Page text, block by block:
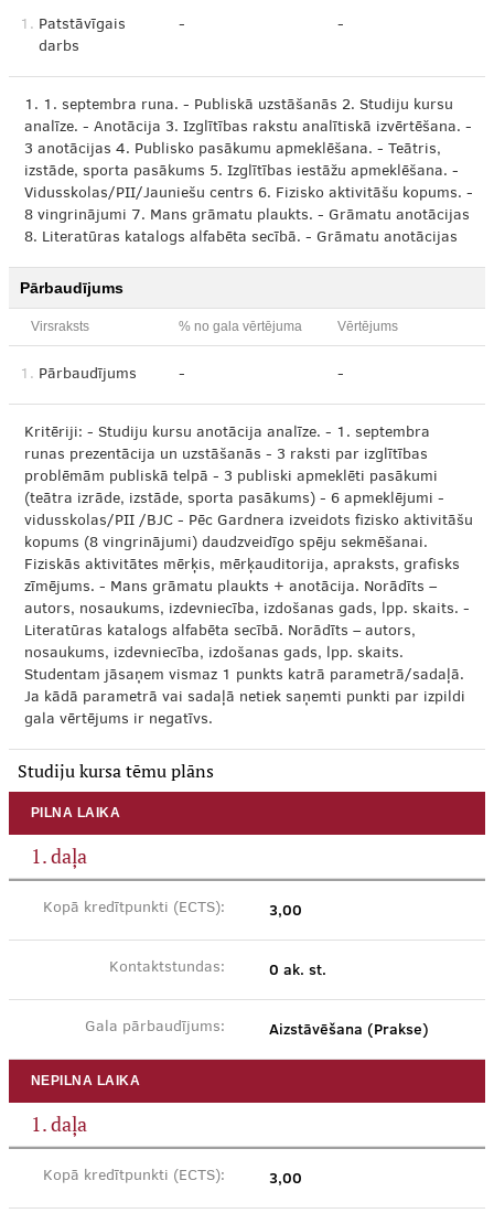
1. Patstāvīgais
darbs
- -
1. 1. septembra runa. - Publiskā uzstāšanās 2. Studiju kursu
analīze. - Anotācija 3. Izglītības rakstu analītiskā izvērtēšana. -
3 anotācijas 4. Publisko pasākumu apmeklēšana. - Teātris,
izstāde, sporta pasākums 5. Izglītības iestāžu apmeklēšana. -
Vidusskolas/PII/Jauniešu centrs 6. Fizisko aktivitāšu kopums. -
8 vingrinājumi 7. Mans grāmatu plaukts. - Grāmatu anotācijas
8. Literatūras katalogs alfabēta secībā. - Grāmatu anotācijas
Pārbaudījums
Virsraksts % no gala vērtējuma Vērtējums
1. Pārbaudījums - -
Kritēriji: - Studiju kursu anotācija analīze. - 1. septembra
runas prezentācija un uzstāšanās - 3 raksti par izglītības
problēmām publiskā telpā - 3 publiski apmeklēti pasākumi
(teātra izrāde, izstāde, sporta pasākums) - 6 apmeklējumi -
vidusskolas/PII /BJC - Pēc Gardnera izveidots fizisko aktivitāšu
kopums (8 vingrinājumi) daudzveidīgo spēju sekmēšanai.
Fiziskās aktivitātes mērķis, mērķauditorija, apraksts, grafisks
zīmējums. - Mans grāmatu plaukts + anotācija. Norādīts –
autors, nosaukums, izdevniecība, izdošanas gads, lpp. skaits. -
Literatūras katalogs alfabēta secībā. Norādīts – autors,
nosaukums, izdevniecība, izdošanas gads, lpp. skaits.
Studentam jāsaņem vismaz 1 punkts katrā parametrā/sadaļā.
Ja kādā parametrā vai sadaļā netiek saņemti punkti par izpildi
gala vērtējums ir negatīvs.
Studiju kursa tēmu plāns
PILNA LAIKA
1. daļa
Kopā kredītpunkti (ECTS): 3,00
Kontaktstundas: 0 ak. st.
Gala pārbaudījums: Aizstāvēšana (Prakse)
NEPILNA LAIKA
1. daļa
Kopā kredītpunkti (ECTS): 3,00